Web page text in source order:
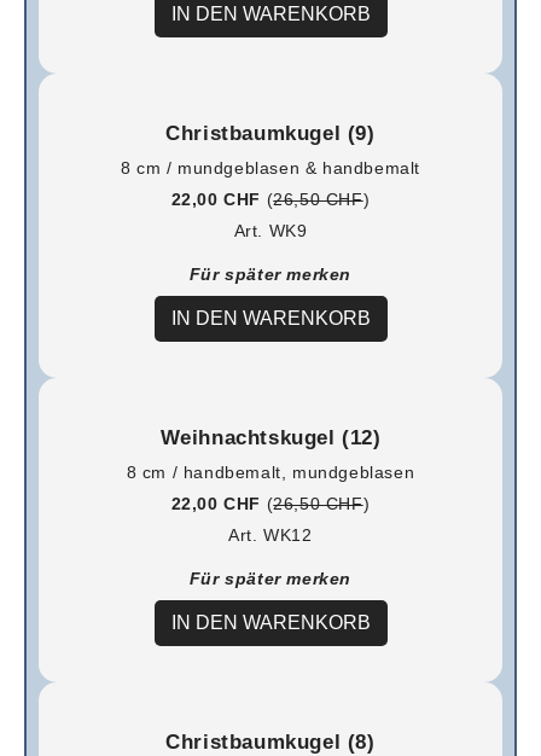
IN DEN WARENKORB
Christbaumkugel (9)
8 cm / mundgeblasen & handbemalt
22,00 CHF (26,50 CHF)
Art. WK9
Für später merken
IN DEN WARENKORB
Weihnachtskugel (12)
8 cm / handbemalt, mundgeblasen
22,00 CHF (26,50 CHF)
Art. WK12
Für später merken
IN DEN WARENKORB
Christbaumkugel (8)